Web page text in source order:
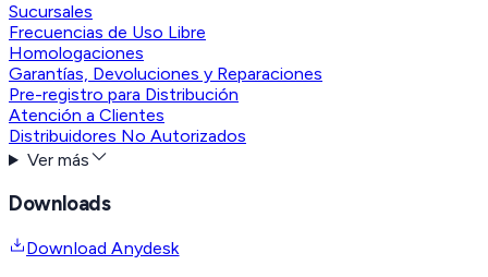
Sucursales
Frecuencias de Uso Libre
Homologaciones
Garantías, Devoluciones y Reparaciones
Pre-registro para Distribución
Atención a Clientes
Distribuidores No Autorizados
Ver más
Downloads
Download Anydesk